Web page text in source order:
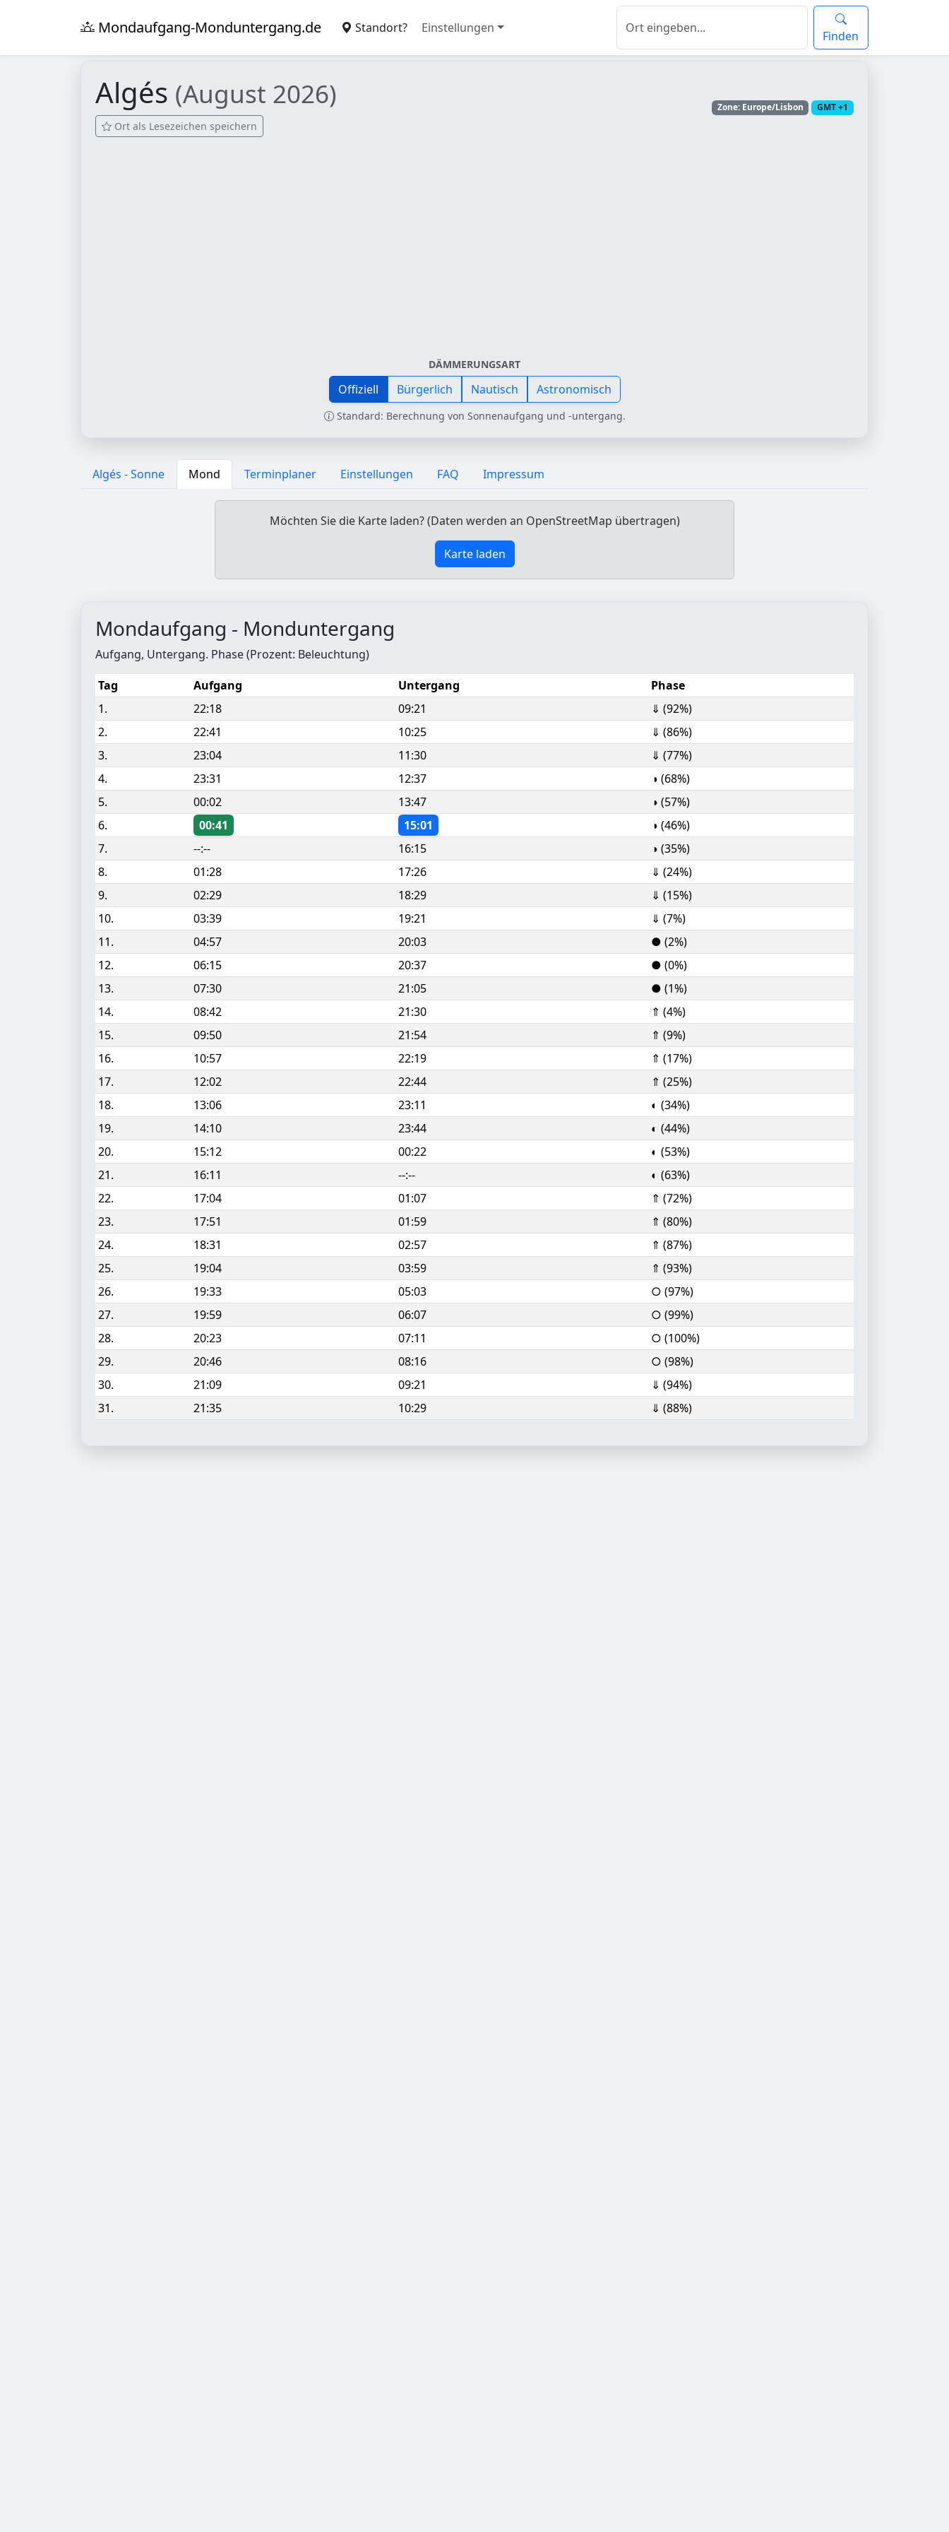
Mondaufgang-Monduntergang.de Standort? Einstellungen
Finden
Algés (August 2026)
Ort als Lesezeichen speichern
Zone: Europe/Lisbon GMT +1
DÄMMERUNGSART
Offiziell Bürgerlich Nautisch Astronomisch
Standard: Berechnung von Sonnenaufgang und -untergang.
Algés - Sonne Mond Terminplaner Einstellungen FAQ Impressum
Möchten Sie die Karte laden? (Daten werden an OpenStreetMap übertragen)
Karte laden
Mondaufgang - Monduntergang
Aufgang, Untergang. Phase (Prozent: Beleuchtung)
Tag
Aufgang Untergang
Phase
1.
22:18 09:21
⇓ (92%)
2.
22:41 10:25
⇓ (86%)
3.
23:04 11:30
⇓ (77%)
4.
23:31 12:37
◑ (68%)
5.
00:02 13:47
◑ (57%)
6.
00:41 15:01
◑ (46%)
7.
--:-- 16:15
◑ (35%)
8.
01:28 17:26
⇓ (24%)
9.
02:29 18:29
⇓ (15%)
10.
03:39 19:21
⇓ (7%)
11.
04:57 20:03
● (2%)
12.
06:15 20:37
● (0%)
13.
07:30 21:05
● (1%)
14.
08:42 21:30
⇑ (4%)
15.
09:50 21:54
⇑ (9%)
16.
10:57 22:19
⇑ (17%)
17.
12:02 22:44
⇑ (25%)
18.
13:06 23:11
◐ (34%)
19.
14:10 23:44
◐ (44%)
20.
15:12 00:22
◐ (53%)
21.
16:11 --:--
◐ (63%)
22.
17:04 01:07
⇑ (72%)
23.
17:51 01:59
⇑ (80%)
24.
18:31 02:57
⇑ (87%)
25.
19:04 03:59
⇑ (93%)
26.
19:33 05:03
○ (97%)
27.
19:59 06:07
○ (99%)
28.
20:23 07:11
○ (100%)
29.
20:46 08:16
○ (98%)
30.
21:09 09:21
⇓ (94%)
31.
21:35 10:29 ⇓ (88%)